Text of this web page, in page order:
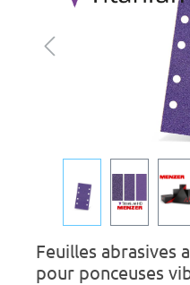
Feuilles abrasives
pour ponceuses